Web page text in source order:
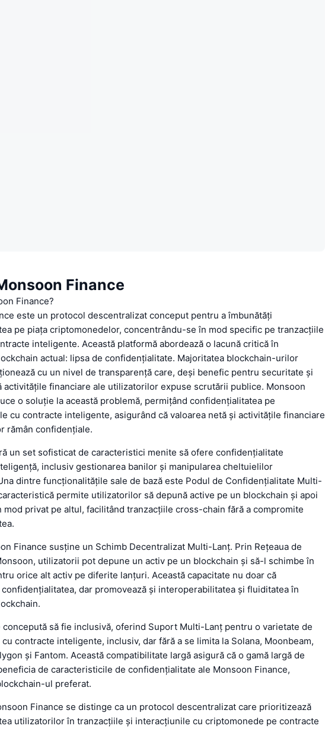
Finance
Finance?
este un protocol descentralizat conceput pentru a îmbunătăți
pe piața criptomonedelor, concentrându-se în mod specific pe tranzacțiile
inteligente. Această platformă abordează o lacună critică în
actual: lipsa de confidențialitate. Majoritatea blockchain-urilor
cu un nivel de transparență care, deși benefic pentru securitate și
activitățile financiare ale utilizatorilor expuse scrutării publice. Monsoon
o soluție la această problemă, permițând confidențialitatea pe
cu contracte inteligente, asigurând că valoarea netă și activitățile financiare
rămân confidențiale.
un set sofisticat de caracteristici menite să ofere confidențialitate
inclusiv gestionarea banilor și manipularea cheltuielilor
dintre funcționalitățile sale de bază este Podul de Confidențialitate Multi-
permite utilizatorilor să depună active pe un blockchain și apoi
mod privat pe altul, facilitând tranzacțiile cross-chain fără a compromite
Finance susține un Schimb Decentralizat Multi-Lanț. Prin Rețeaua de
utilizatorii pot depune un activ pe un blockchain și să-l schimbe în
orice alt activ pe diferite lanțuri. Această capacitate nu doar că
dar promovează și interoperabilitatea și fluiditatea în
concepută să fie inclusivă, oferind Suport Multi-Lanț pentru o varietate de
contracte inteligente, inclusiv, dar fără a se limita la Solana, Moonbeam,
și Fantom. Această compatibilitate largă asigură că o gamă largă de
de caracteristicile de confidențialitate ale Monsoon Finance,
ul preferat.
Finance se distinge ca un protocol descentralizat care prioritizează
utilizatorilor în tranzacțiile și interacțiunile cu criptomonede pe contracte